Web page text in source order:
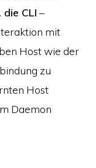
CLI –
mit
Host wie der
zu
Host
Daemon